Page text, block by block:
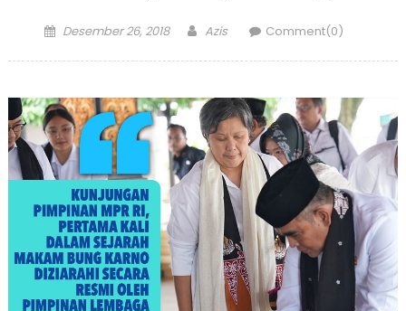
Posted
Desember 26, 2018 Author
Azis Comment(0)